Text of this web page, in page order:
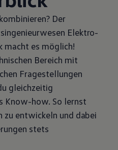
Der
Elektro-
macht es möglich!
Bereich mit
Fragestellungen
gleichzeitig
Know-how. So lernst
zu entwickeln und dabei
stets